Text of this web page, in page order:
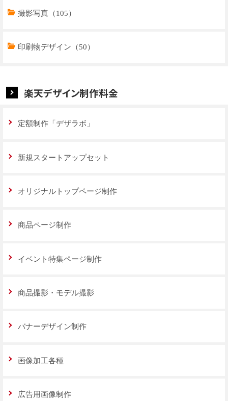
商品ページデザイン（769）
特集ページデザイン（59）
撮影写真（105）
印刷物デザイン（50）
楽天デザイン制作料金
定額制作「デザラボ」
新規スタートアップセット
オリジナルトップページ制作
商品ページ制作
イベント特集ページ制作
商品撮影・モデル撮影
バナーデザイン制作
画像加工各種
広告用画像制作